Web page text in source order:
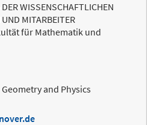
WISSENSCHAFTLICHEN
MITARBEITER
für Mathematik und
and Physics